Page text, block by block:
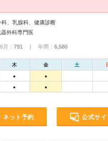
、乳腺科、健康診断
外科専門医
： 791 | 年間： 6,580
木 金 土
● ●
● ●
ネット予約 公式サイ